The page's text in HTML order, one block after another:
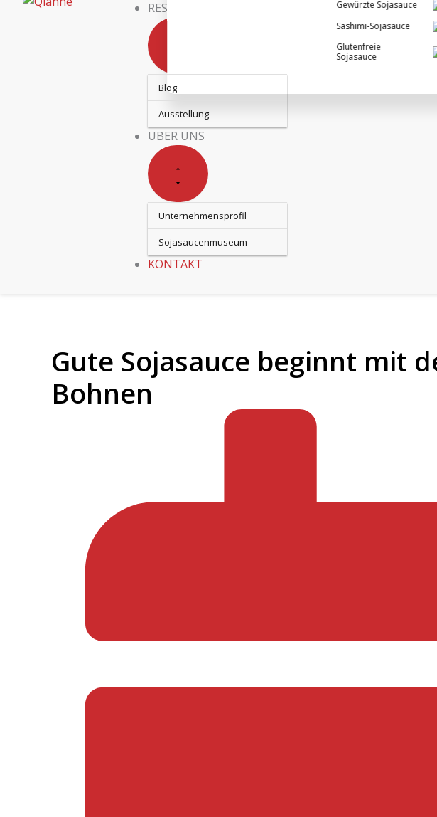
Gewürzte Sojasauce
Sashimi-Sojasauce
Glutenfreie
Sojasauce
RESOURCEN
Blog
Ausstellung
ÜBER UNS
Unternehmensprofil
Sojasaucenmuseum
KONTAKT
Gute Sojasauce beginnt mit
Bohnen